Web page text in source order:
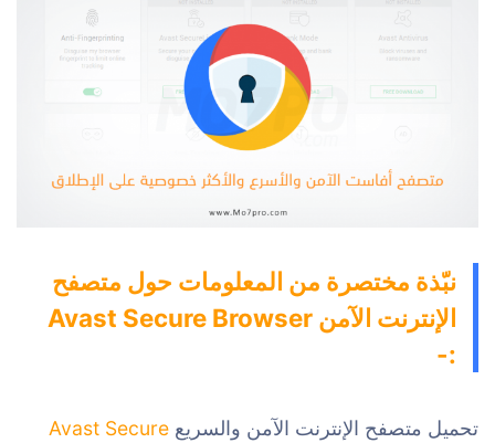
نبّذة مختصرة من المعلومات حول متصفح
الإنترنت الآمن Avast Secure Browser
:-
تحميل متصفح الإنترنت الآمن والسريع Avast Secure